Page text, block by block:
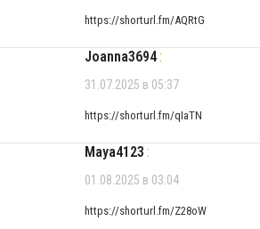
https://shorturl.fm/AQRtG
Joanna3694:
31.07.2025 в 05:37
https://shorturl.fm/qIaTN
Maya4123 :
01.08.2025 в 03:04
https://shorturl.fm/Z28oW